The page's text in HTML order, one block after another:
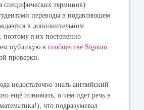
специфических терминов).
переводы в подавляющем
в дополнительном
поэтому я их постепенно
публикую всообществе Signum
проверки.
недостаточно знать английский
ещё понимать, о чем идет речь в
что подразумевал